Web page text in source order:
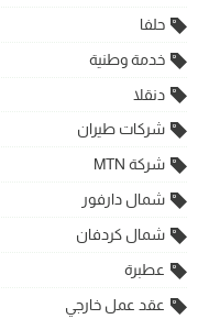
حلفا
خدمة وطنية
دنقلا
شركات طيران
شركة MTN
شمال دارفور
شمال كردفان
عطبرة
عقد عمل خارجي